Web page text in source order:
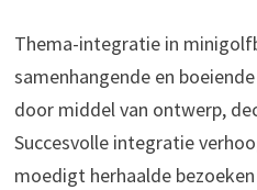
Thema-integratie in
samenhangende en
door middel van ontwerp,
Succesvolle integratie
moedigt herhaalde